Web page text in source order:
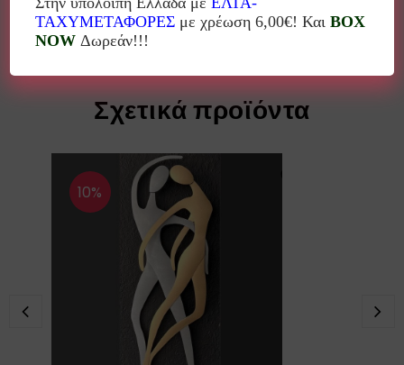
Σχετικά προϊόντα
10%
ΤΑΧΥΜΕΤΑΦΟΡΕΣ με χρέωση 6,00€! ΚαιBOX
NOW Δωρεάν!!!